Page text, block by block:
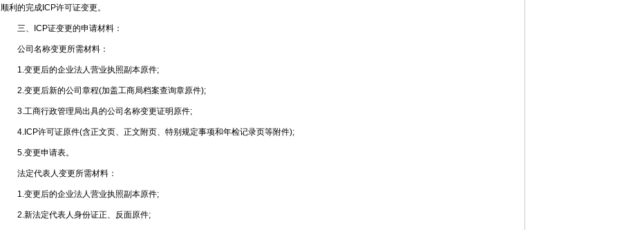
顺利的完成ICP许可证变更。
三、ICP证变更的申请材料：
公司名称变更所需材料：
1.变更后的企业法人营业执照副本原件;
2.变更后新的公司章程(加盖工商局档案查询章原件);
3.工商行政管理局出具的公司名称变更证明原件;
4.ICP许可证原件(含正文页、正文附页、特别规定事项和年检记录页等附件);
5.变更申请表。
法定代表人变更所需材料：
1.变更后的企业法人营业执照副本原件;
2.新法定代表人身份证正、反面原件;